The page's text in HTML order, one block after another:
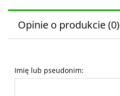
Opinie o produkcie (0)
Imię lub pseudonim: